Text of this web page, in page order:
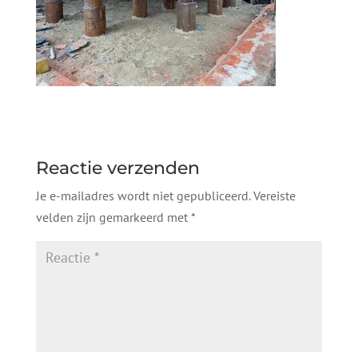
Reactie verzenden
Je e-mailadres wordt niet gepubliceerd. Vereiste
velden zijn gemarkeerd met *